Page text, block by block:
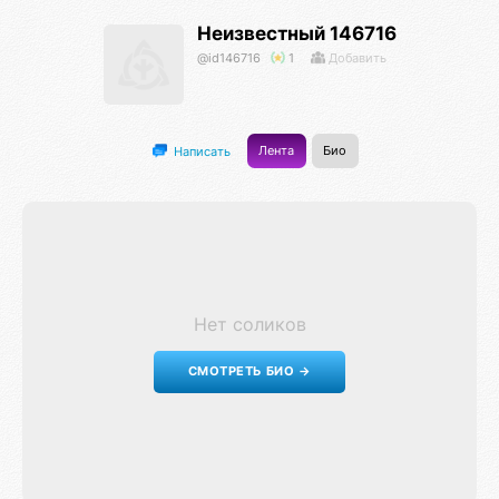
Неизвестный 146716
@id146716 1 Добавить
Написать Лента Био
Нет соликов
СМОТРЕТЬ БИО →